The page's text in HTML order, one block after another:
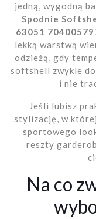
jedną, wygodną
Spodnie
63051
lekką warstwą
odzieżą, gdy
softshell zwykle
i nie
Jeśli lubisz
stylizację, w
sportowego
reszty
Na co